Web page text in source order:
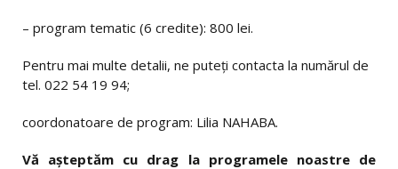
– program tematic (6 credite): 800 lei.
Pentru mai multe detalii, ne puteți contacta la numărul de
tel. 022 54 19 94;
coordonatoare de program: Lilia NAHABA.
Vă așteptăm cu drag la programele noastre de